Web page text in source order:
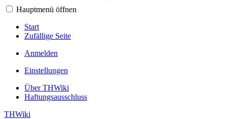
Hauptmenü öffnen
Start
Zufällige Seite
Anmelden
Einstellungen
Über THWiki
Haftungsausschluss
THWiki